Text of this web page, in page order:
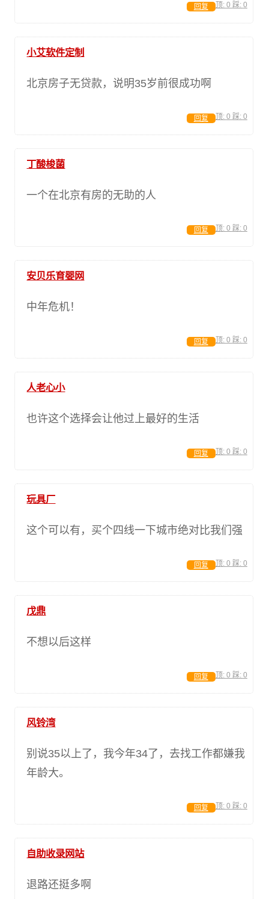
顶: 0 踩: 0
回复
小艾软件定制
北京房子无贷款，说明35岁前很成功啊
顶: 0 踩: 0
回复
丁酸梭菌
一个在北京有房的无助的人
顶: 0 踩: 0
回复
安贝乐育婴网
中年危机！
顶: 0 踩: 0
回复
人老心小
也许这个选择会让他过上最好的生活
顶: 0 踩: 0
回复
玩具厂
这个可以有，买个四线一下城市绝对比我们强
顶: 0 踩: 0
回复
戊鼎
不想以后这样
顶: 0 踩: 0
回复
风铃湾
别说35以上了，我今年34了，去找工作都嫌我
年龄大。
顶: 0 踩: 0
回复
自助收录网站
退路还挺多啊